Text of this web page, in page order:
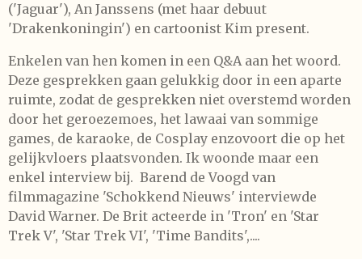
('Jaguar'), An Janssens (met haar debuut
'Drakenkoningin') en cartoonist Kim present.
Enkelen van hen komen in een Q&A aan het woord.
Deze gesprekken gaan gelukkig door in een aparte
ruimte, zodat de gesprekken niet overstemd worden
door het geroezemoes, het lawaai van sommige
games, de karaoke, de Cosplay enzovoort die op het
gelijkvloers plaatsvonden. Ik woonde maar een
enkel interview bij. Barend de Voogd van
filmmagazine 'Schokkend Nieuws' interviewde
David Warner. De Brit acteerde in 'Tron' en 'Star
Trek V', 'Star Trek VI', 'Time Bandits',....